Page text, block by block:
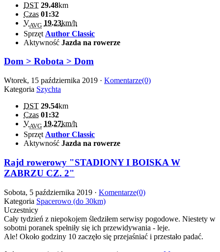
DST 29.48km
Czas 01:32
VAVG 19.23km/h
Sprzęt Author Classic
Aktywność Jazda na rowerze
Dom > Robota > Dom
Wtorek, 15 października 2019 · Komentarze(0)
Kategoria Szychta
DST 29.54km
Czas 01:32
VAVG 19.27km/h
Sprzęt Author Classic
Aktywność Jazda na rowerze
Rajd rowerowy "STADIONY I BOISKA W
ZABRZU CZ. 2"
Sobota, 5 października 2019 · Komentarze(0)
Kategoria Spacerowo (do 30km)
Uczestnicy
Cały tydzień z niepokojem śledziłem serwisy pogodowe. Niestety w
sobotni poranek spełniły się ich przewidywania - leje.
Ale! Około godziny 10 zaczęło się przejaśniać i przestało padać.